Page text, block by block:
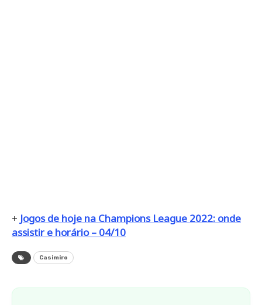
+ Jogos de hoje na Champions League 2022: onde
assistir e horário – 04/10
Casimiro